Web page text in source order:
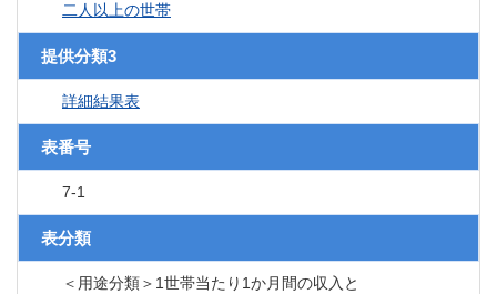
二人以上の世帯
提供分類3
詳細結果表
表番号
7-1
表分類
＜用途分類＞1世帯当たり1か月間の収入と